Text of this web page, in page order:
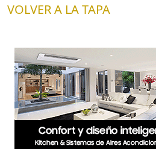
VOLVER A LA TAPA